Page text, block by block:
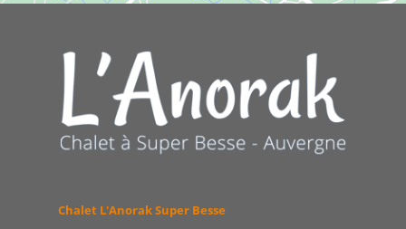
Chalet L'Anorak Super Besse